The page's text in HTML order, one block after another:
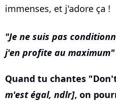
immenses, et j'adore ça !
Je ne suis pas
j'en profite au maximum
Quand tu chantes
m'est égal, ndlr], on